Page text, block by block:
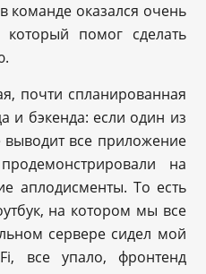
команде оказался очень
помог сделать
почти спланированная
и бэкенда: если один из
выводит все приложение
на
аплодисменты. То есть
на котором мы все
сервере сидел мой
все упало, фронтенд